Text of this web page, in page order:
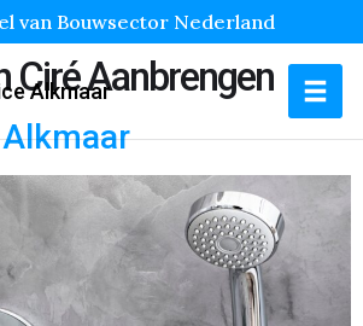
van Bouwsector Nederland
Alkmaar
Ciré Aanbrengen